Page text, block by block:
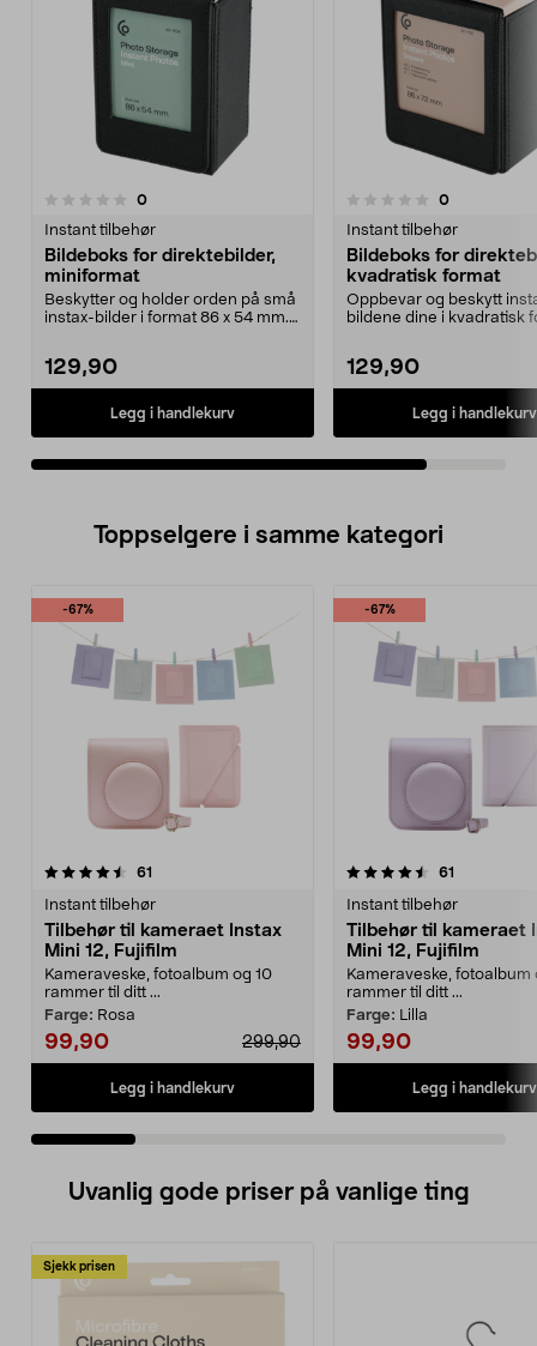
0anmeldelser
Instant tilbehør
Bildeboks for direktebilder,
miniformat
Beskytter og holder orden på små
instax-bilder i format 86 x 54 mm.
129,90
Legg i handlekurv
0.0 av 5 stjerner 0anmeldelser
Instant tilbehør
Bildeboks for
kvadratisk format
Oppbevar og beskytt
bildene dine i kvadratisk
129,90
Legg i handlekurv
Toppselgere i samme kategori
-67%
61
Instant tilbehør
Tilbehør til kameraet Instax
Mini 12, Fujifilm
Kameraveske, fotoalbum og 10
rammer til ditt ...
Farge: Rosa
99,90 299,90
Legg i handlekurv
-67%
4.5 av 5 stjerner 61
Instant tilbehør
Tilbehør til kameraet
Mini 12, Fujifilm
Kameraveske, fotoalbum
rammer til ditt ...
Farge: Lilla
99,90
Legg i handlekurv
4.5 av 5 stjerner
Uvanlig gode priser på vanlige ting
Sjekk prisen